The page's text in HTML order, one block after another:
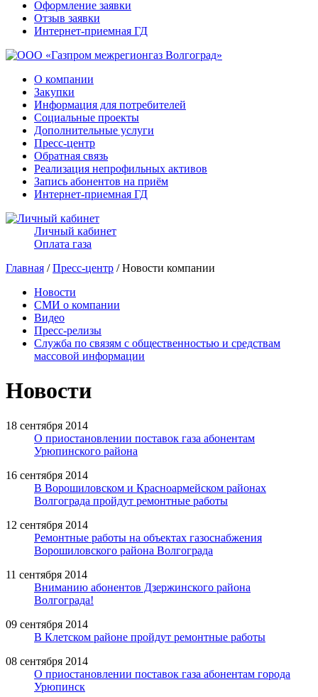
Оформление заявки
Отзыв заявки
Интернет-приемная ГД
О компании
Закупки
Информация для потребителей
Социальные проекты
Дополнительные услуги
Пресс-центр
Обратная связь
Реализация непрофильных активов
Запись абонентов на приём
Интернет-приемная ГД
Личный кабинет
Оплата газа
Главная /Пресс-центр / Новости компании
Новости
СМИ о компании
Видео
Пресс-релизы
Служба по связям с общественностью и средствам
массовой информации
Новости
18 сентября 2014
О приостановлении поставок газа абонентам
Урюпинского района
16 сентября 2014
В Ворошиловском и Красноармейском районах
Волгограда пройдут ремонтные работы
12 сентября 2014
Ремонтные работы на объектах газоснабжения
Ворошиловского района Волгограда
11 сентября 2014
Вниманию абонентов Дзержинского района
Волгограда!
09 сентября 2014
В Клетском районе пройдут ремонтные работы
08 сентября 2014
О приостановлении поставок газа абонентам города
Урюпинск